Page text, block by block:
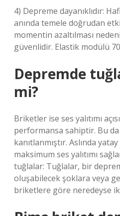
4) Depreme dayanıklıdır:
anında temele doğrudan
momentin azaltılması
güvenlidir. Elastik modülü
Depremde
mi?
Briketler ise ses yalıtımı
performansa sahiptir. Bu
kanıtlanmıştır. Aslında
maksimum ses yalıtımı
tuğlalar: Tuğlalar, bir
oluşabilecek şoklara veya
briketlere göre neredeyse iki